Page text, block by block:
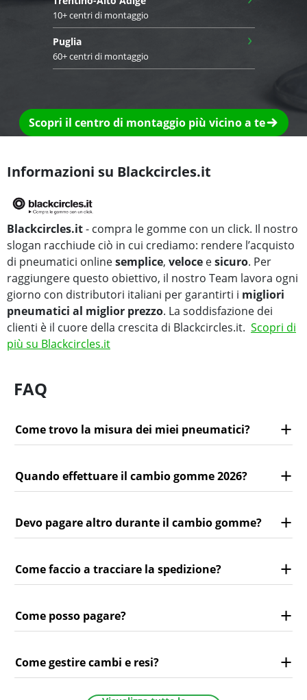
10+ centri di montaggio
Puglia
60+ centri di montaggio
›
Scopri il centro di montaggio più vicino a te
Informazioni su Blackcircles.it
Blackcircles.it- compra le gomme con un click. Il nostro
slogan racchiude ciò in cui crediamo: rendere l’acquisto
di pneumatici onlinesemplice, veloce esicuro. Per
raggiungere questo obiettivo, il nostro Team lavora ogni
giorno con distributori italiani per garantirti i migliori
pneumatici al miglior prezzo. La soddisfazione dei
clienti è il cuore della crescita di Blackcircles.it. Scopri di
più su Blackcircles.it
FAQ
Come trovo la misura dei miei pneumatici?
Quando effettuare il cambio gomme 2026?
Devo pagare altro durante il cambio gomme?
Come faccio a tracciare la spedizione?
Come posso pagare?
Come gestire cambi e resi?